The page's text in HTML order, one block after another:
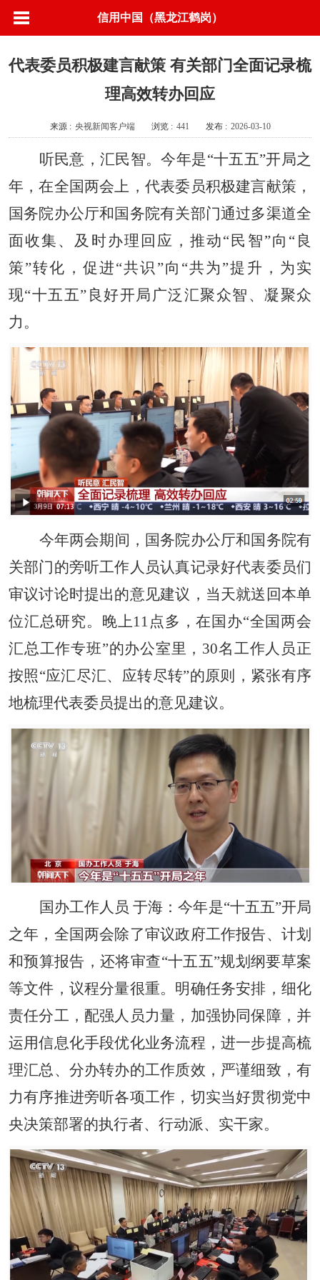
信用中国（黑龙江鹤岗）
代表委员积极建言献策 有关部门全面记录梳
理高效转办回应
来源 : 央视新闻客户端 浏览 : 441 发布 : 2026-03-10
听民意，汇民智。今年是“十五五”开局之
年，在全国两会上，代表委员积极建言献策，
国务院办公厅和国务院有关部门通过多渠道全
面收集、及时办理回应，推动“民智”向“良
策”转化，促进“共识”向“共为”提升，为实
现“十五五”良好开局广泛汇聚众智、凝聚众
力。
今年两会期间，国务院办公厅和国务院有
关部门的旁听工作人员认真记录好代表委员们
审议讨论时提出的意见建议，当天就送回本单
位汇总研究。晚上11点多，在国办“全国两会
汇总工作专班”的办公室里，30名工作人员正
按照“应汇尽汇、应转尽转”的原则，紧张有序
地梳理代表委员提出的意见建议。
国办工作人员 于海：今年是“十五五”开局
之年，全国两会除了审议政府工作报告、计划
和预算报告，还将审查“十五五”规划纲要草案
等文件，议程分量很重。明确任务安排，细化
责任分工，配强人员力量，加强协同保障，并
运用信息化手段优化业务流程，进一步提高梳
理汇总、分办转办的工作质效，严谨细致，有
力有序推进旁听各项工作，切实当好贯彻党中
央决策部署的执行者、行动派、实干家。